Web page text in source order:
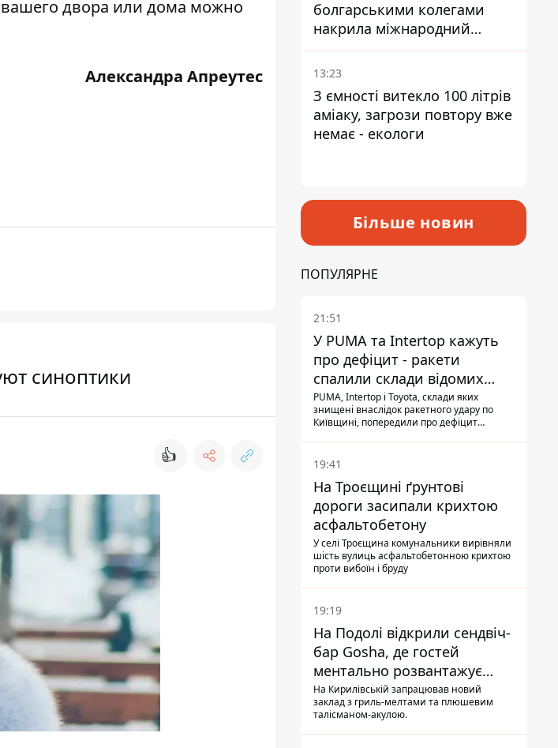
двора или дома можно
Александра Апреутес
синоптики
👍
болгарськими колегами
накрила міжнародний
наркосиндикат
13:23
З ємності витекло 100 літрів
аміаку, загрози повтору вже
немає - екологи
Більше новин
ПОПУЛЯРНЕ
21:51
У PUMA та Intertop кажуть
про дефіцит - ракети
спалили склади відомих
брендів
PUMA, Intertop і Toyota, склади яких
знищені внаслідок ракетного удару по
Київщині, попередили про дефіцит
19:41
На Троєщині ґрунтові
дороги засипали крихтою
асфальтобетону
У селі Троєщина комунальники вирівняли
шість вулиць асфальтобетонною крихтою
проти вибоїн і бруду
19:19
На Подолі відкрили сендвіч-
бар Gosha, де гостей
ментально розвантажує
акула
На Кирилівській запрацював новий
заклад з гриль-мелтами та плюшевим
талісманом-акулою.